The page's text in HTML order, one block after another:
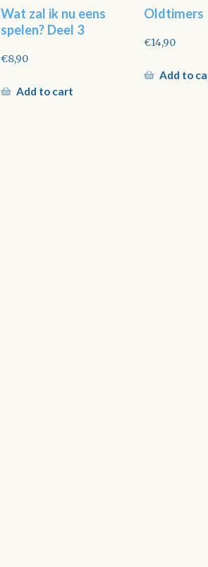
Wat zal ik nu eens
spelen? Deel 3
€8,90
Add to cart
Oldtimers
€14,90
Add to